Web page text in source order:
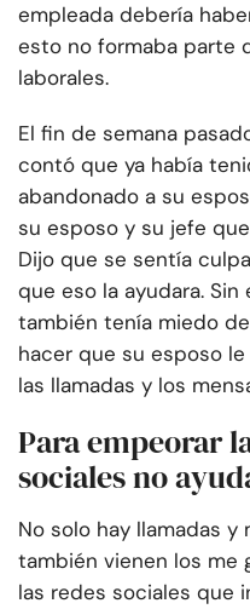
empleada debería
esto no formaba parte
laborales.
El fin de semana
contó que ya había
abandonado a su
su esposo y su jefe
Dijo que se sentía
que eso la ayudara.
también tenía miedo
hacer que su esposo
las llamadas y los
Para empeorar
sociales no
No solo hay llamadas
también vienen los me
las redes sociales que